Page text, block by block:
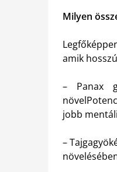
Milyen
amik
– Panax
jobb
–